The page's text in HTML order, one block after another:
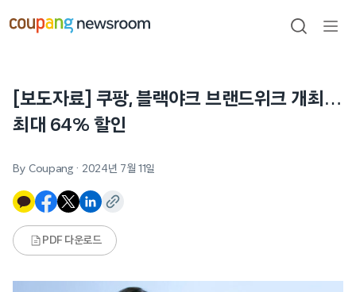
건너뛰기
검색
[보도자료] 쿠팡, 블랙야크 브랜드위크 개최…
최대 64% 할인
By Coupang · 2024년 7월 11일
PDF 다운로드